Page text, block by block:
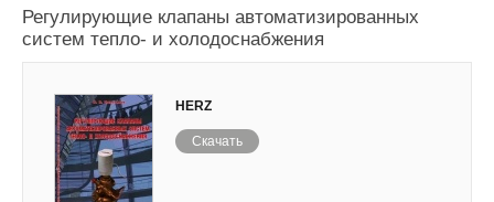
Регулирующие клапаны автоматизированных
систем тепло- и холодоснабжения
HERZ
Скачать